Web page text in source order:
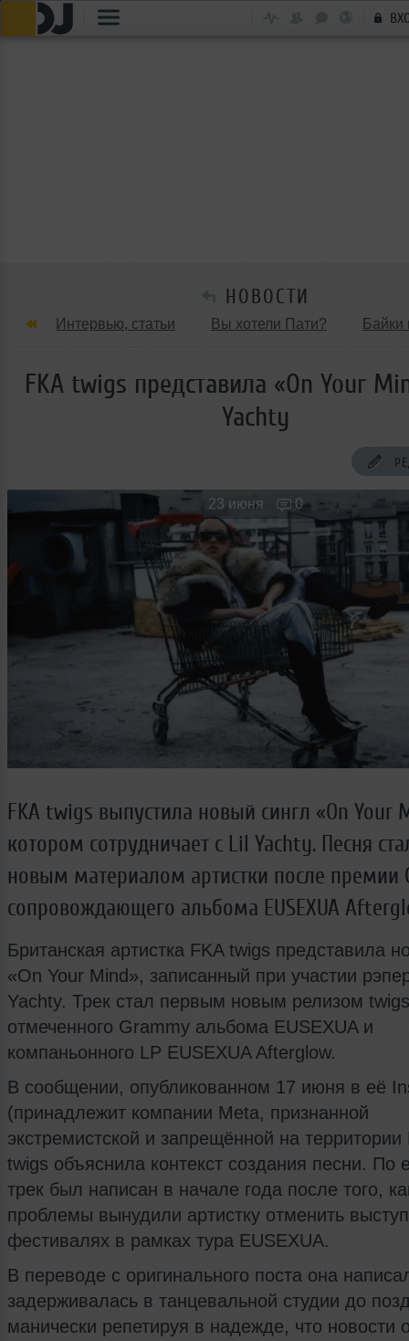
НОВОСТИ
Интервью, статьи Вы хотели Пати? Байки
Танцевальные стили Обзоры Вечеринок и
Мужчина & Женщина
FKA twigs представила «On Your
Yachty
23 июня 0
FKA twigs выпустила новый сингл «On Your
котором сотрудничает с Lil Yachty. Песня
новым материалом артистки после премии
сопровождающего альбома EUSEXUA
Британская артистка FKA twigs представила
«On Your Mind», записанный при участии
Yachty. Трек стал первым новым релизом
отмеченного Grammy альбома EUSEXUA и
компаньонного LP EUSEXUA Afterglow.
В сообщении, опубликованном 17 июня в её
(принадлежит компании Meta, признанной
экстремистской и запрещённой на
twigs объяснила контекст создания песни. По
трек был написан в начале года после того,
проблемы вынудили артистку отменить
фестивалях в рамках тура EUSEXUA.
В переводе с оригинального поста она
задерживалась в танцевальной студии до
манически репетируя в надежде, что новости